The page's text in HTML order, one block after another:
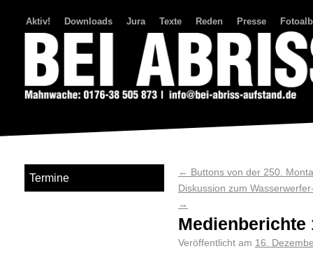
Aktiv! Downloads Jura Texte Reden Presse
← Buttons von der 250.
Diskussion zum
→
Medienberichte
Veröffentlicht am 16.
Termine